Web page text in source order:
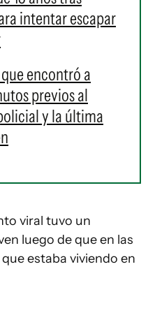
intentar escapar
encontró a
previos al
y la última
viral tuvo un
luego de que en las
estaba viviendo en